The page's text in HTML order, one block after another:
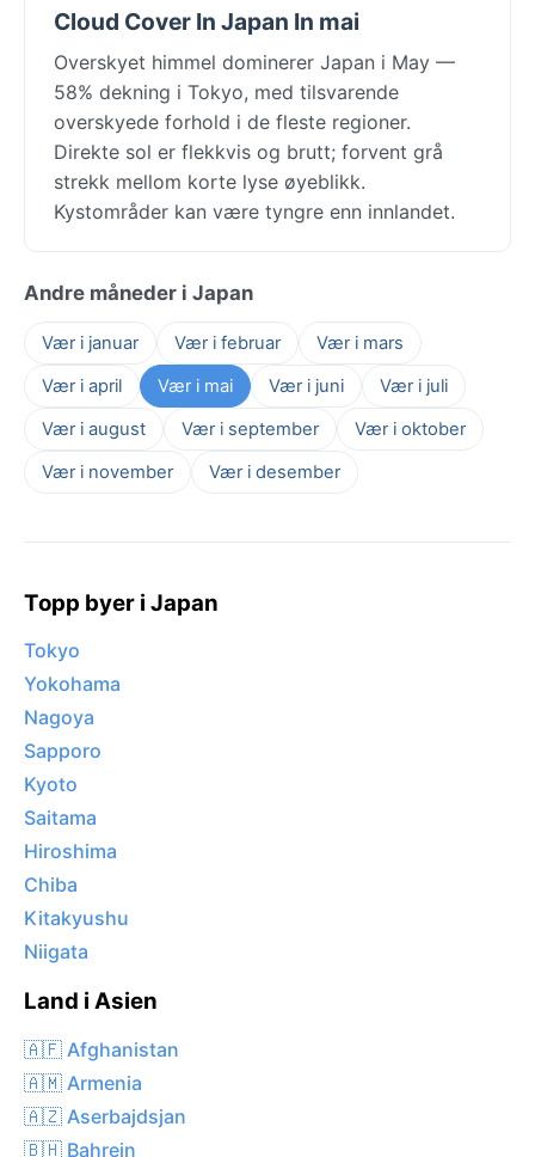
Cloud Cover In Japan In mai
Overskyet himmel dominerer Japan i May —
58% dekning i Tokyo, med tilsvarende
overskyede forhold i de fleste regioner.
Direkte sol er flekkvis og brutt; forvent grå
strekk mellom korte lyse øyeblikk.
Kystområder kan være tyngre enn innlandet.
Andre måneder i Japan
Vær i januar Vær i februar
Vær i mars
Vær i april
Vær i mai Vær i juni
Vær i juli
Vær i august
Vær i september
Vær i oktober
Vær i november
Vær i desember
Topp byer i Japan
Tokyo
Yokohama
Nagoya
Sapporo
Kyoto
Saitama
Hiroshima
Chiba
Kitakyushu
Niigata
Land i Asien
🇦🇫 Afghanistan
🇦🇲 Armenia
🇦🇿 Aserbajdsjan
🇧🇭 Bahrein